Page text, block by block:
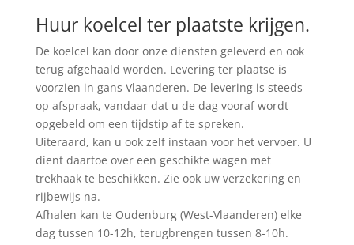
Huur koelcel ter plaatste krijgen.
De koelcel kan door onze diensten geleverd en ook
terug afgehaald worden. Levering ter plaatse is
voorzien in gans Vlaanderen. De levering is steeds
op afspraak, vandaar dat u de dag vooraf wordt
opgebeld om een tijdstip af te spreken.
Uiteraard, kan u ook zelf instaan voor het vervoer. U
dient daartoe over een geschikte wagen met
trekhaak te beschikken. Zie ook uw verzekering en
rijbewijs na.
Afhalen kan te Oudenburg (West-Vlaanderen) elke
dag tussen 10-12h, terugbrengen tussen 8-10h.